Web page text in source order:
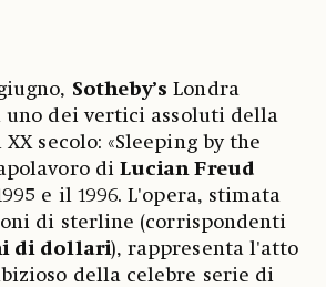
Sotheby’s Londra
uno dei vertici assoluti della
secolo: «Sleeping by the
di Lucian Freud
e il 1996. L'opera, stimata
di sterline (corrispondenti
di dollari), rappresenta l'atto
della celebre serie di